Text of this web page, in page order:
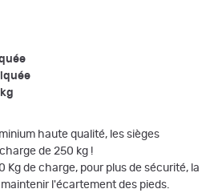
haute qualité, les sièges
de 250 kg !
Kg de charge, pour plus de sécurité, la
l'écartement des pieds.